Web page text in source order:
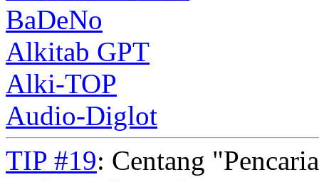
BaDeNo
Alkitab GPT
Alki-TOP
Audio-Diglot
TIP #19: Centang